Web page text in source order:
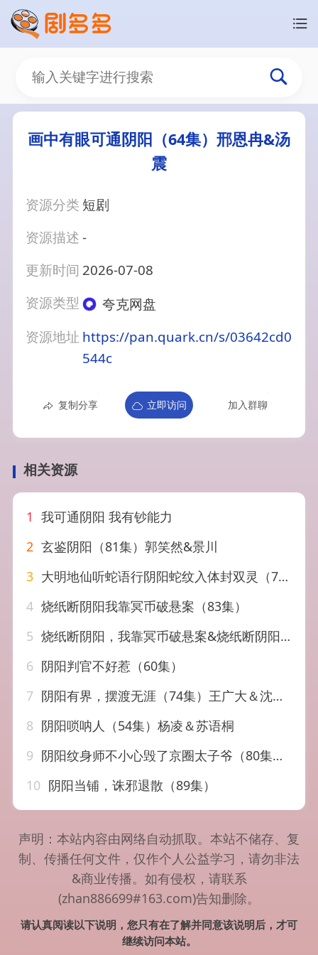
画中有眼可通阴阳（64集）邢恩冉&汤
震
资源分类 短剧
资源描述-
更新时间 2026-07-08
资源类型
夸克网盘
资源地址 https://pan.quark.cn/s/03642cd0
544c
复制分享 立即访问 加入群聊
相关资源
1 我可通阴阳 我有钞能力
2 玄鉴阴阳（81集）郭笑然&景川
3 大明地仙听蛇语行阴阳蛇纹入体封双灵（71集）
4 烧纸断阴阳我靠冥币破悬案（83集）
5 烧纸断阴阳，我靠冥币破悬案&烧纸断阴阳我靠冥币破悬案（83集）AI短剧
6 阴阳判官不好惹（60集）
7 阴阳有界，摆渡无涯（74集）王广大＆沈婉婷
8 阴阳唢呐人（54集）杨凌＆苏语桐
9 阴阳纹身师不小心毁了京圈太子爷（80集）王子茜&王砚钧
10 阴阳当铺，诛邪退散（89集）
声明：本站内容由网络自动抓取。本站不储存、复
制、传播任何文件，仅作个人公益学习，请勿非法
&商业传播。如有侵权，请联系
(zhan886699#163.com)告知删除。
请认真阅读以下说明，您只有在了解并同意该说明后，才可
继续访问本站。